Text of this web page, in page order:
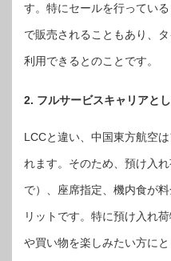
す。特にセールを行ってい
で販売されることもあり、
利用できるとのことです。
2. フルサービスキャリアと
LCCと違い、中国東方航空
れます。そのため、預け入
で）、座席指定、機内食が
リットです。特に預け入れ
や買い物を楽しみたい方に